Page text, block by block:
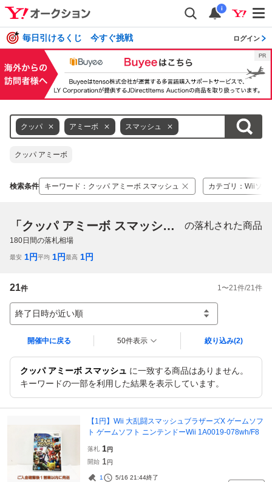
i
毎日引けるくじ 今すぐ挑戦 ログイン
クッパ アミーボ スマッシュ
クッパ アミーボ
検索条件 キーワード ： クッパ アミーボ スマッシュ カテゴリ ： Wiiソフ
「クッパ アミーボ スマッシュ」 の落札された商品
180日間の落札相場
最安 1円平均 1円最高 1円
21件 1 〜21 件/21 件
終了日時が近い順
開催中に戻る 50件表示 絞り込み(2)
クッパ アミーボ スマッシュ に一致する商品はありません。
キーワードの一部を利用した結果を表示しています。
【1円】Wii 大乱闘スマッシュブラザーズX ゲームソフ
ト ゲームソフト ニンテンドーWii 1A0019-078wh/F8
落札 1円
開始 1 円
1 5/16 21:44終了